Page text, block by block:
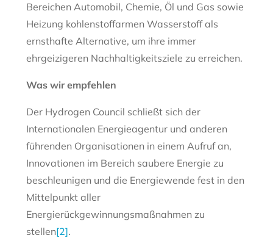
Bereichen Automobil, Chemie, Öl und Gas sowie
Heizung kohlenstoffarmen Wasserstoff als
ernsthafte Alternative, um ihre immer
ehrgeizigeren Nachhaltigkeitsziele zu erreichen.
Was wir empfehlen
Der Hydrogen Council schließt sich der
Internationalen Energieagentur und anderen
führenden Organisationen in einem Aufruf an,
Innovationen im Bereich saubere Energie zu
beschleunigen und die Energiewende fest in den
Mittelpunkt aller
Energierückgewinnungsmaßnahmen zu
stellen[2].